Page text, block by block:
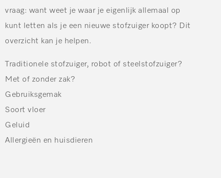
vraag: want weet je waar je eigenlijk allemaal op
kunt letten als je een nieuwe stofzuiger koopt? Dit
overzicht kan je helpen.
Traditionele stofzuiger, robot of steelstofzuiger?
Met of zonder zak?
Gebruiksgemak
Soort vloer
Geluid
Allergieën en huisdieren